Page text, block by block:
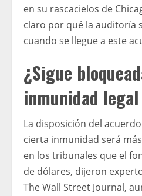
en su rascacielos de
claro por qué la auditoría
cuando se llegue a este
¿Sigue
inmunidad
La disposición del
cierta inmunidad será
en los tribunales que el
de dólares, dijeron
The Wall Street Journal,